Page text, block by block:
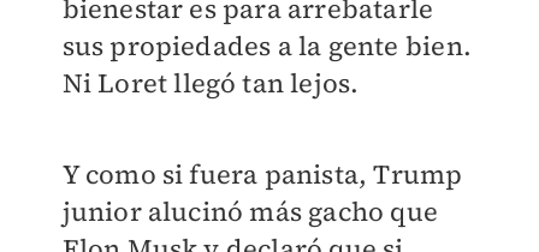
bienestar es para arrebatarle
sus propiedades a la gente bien.
Ni Loret llegó tan lejos.
Y como si fuera panista, Trump
junior alucinó más gacho que